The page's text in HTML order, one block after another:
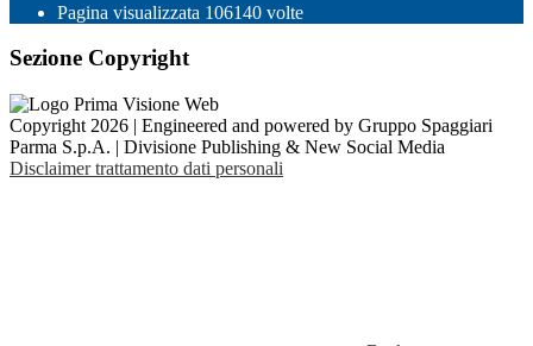
Pagina visualizzata 106140 volte
Sezione Copyright
Copyright 2026 | Engineered and powered by Gruppo Spaggiari
Parma S.p.A. | Divisione Publishing & New Social Media
Disclaimer trattamento dati personali